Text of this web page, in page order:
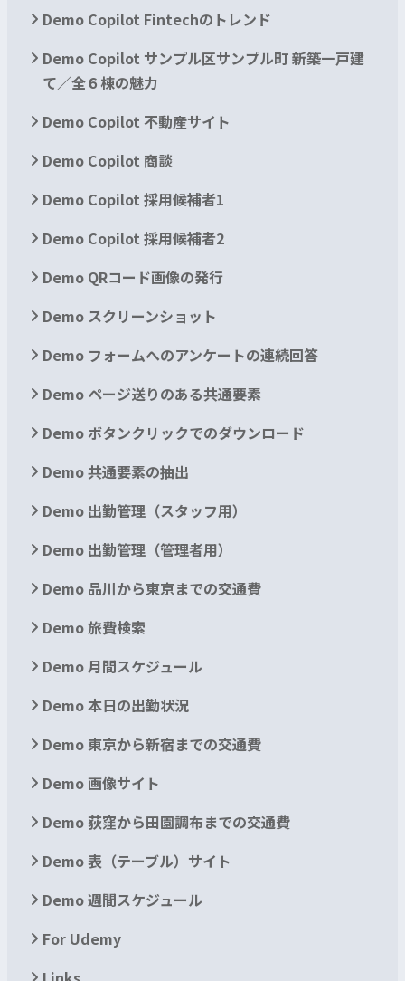
Demo Copilot Fintechのトレンド
Demo Copilot サンプル区サンプル町 新築一戸建
て／全６棟の魅力
Demo Copilot 不動産サイト
Demo Copilot 商談
Demo Copilot 採用候補者1
Demo Copilot 採用候補者2
Demo QRコード画像の発行
Demo スクリーンショット
Demo フォームへのアンケートの連続回答
Demo ページ送りのある共通要素
Demo ボタンクリックでのダウンロード
Demo 共通要素の抽出
Demo 出勤管理（スタッフ用）
Demo 出勤管理（管理者用）
Demo 品川から東京までの交通費
Demo 旅費検索
Demo 月間スケジュール
Demo 本日の出勤状況
Demo 東京から新宿までの交通費
Demo 画像サイト
Demo 荻窪から田園調布までの交通費
Demo 表（テーブル）サイト
Demo 週間スケジュール
For Udemy